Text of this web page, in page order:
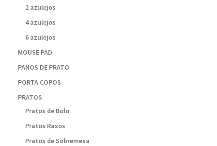
2 azulejos
4 azulejos
6 azulejos
MOUSE PAD
PANOS DE PRATO
PORTA COPOS
PRATOS
Pratos de Bolo
Pratos Rasos
Pratos de Sobremesa